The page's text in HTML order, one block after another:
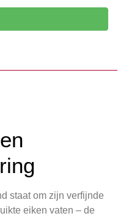
staat om zijn verfijnde
eiken vaten – de